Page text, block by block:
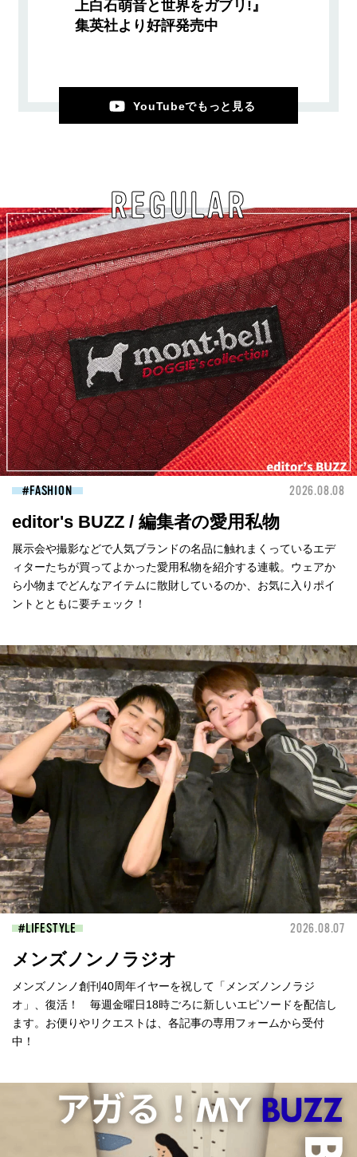
上白石萌音と世界をガブリ!』
集英社より好評発売中
YouTubeでもっと見る
REGULAR
FASHION 2026.08.08
editor's BUZZ / 編集者の愛用私物
展示会や撮影などで人気ブランドの名品に触れまくっているエデ
ィターたちが買ってよかった愛用私物を紹介する連載。ウェアか
ら小物までどんなアイテムに散財しているのか、お気に入りポイ
ントとともに要チェック！
LIFESTYLE 2026.08.07
メンズノンノラジオ
メンズノンノ創刊40周年イヤーを祝して「メンズノンノラジ
オ」、復活！ 毎週金曜日18時ごろに新しいエピソードを配信し
ます。お便りやリクエストは、各記事の専用フォームから受付
中！